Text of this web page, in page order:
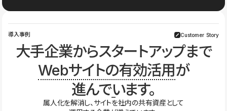
導入事例 Customer Story
大手企業からスタートアップまで
Webサイトの有効活用が
進んでいます。
属人化を解消し、サイトを社内の共有資産として